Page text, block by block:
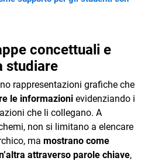
concettuali e
studiare
rappresentazioni grafiche che
le informazioni evidenziando i
che li collegano. A
non si limitano a elencare
ma mostrano come
attraverso parole chiave,